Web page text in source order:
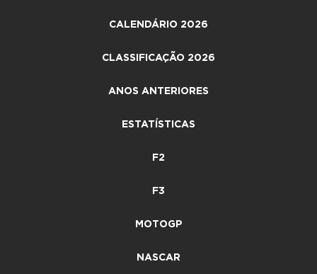
CALENDÁRIO 2026
CLASSIFICAÇÃO 2026
ANOS ANTERIORES
ESTATÍSTICAS
F2
F3
MOTOGP
NASCAR